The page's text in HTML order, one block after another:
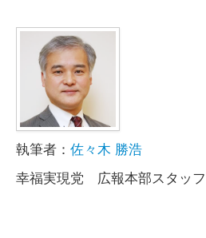
執筆者： 佐々木 勝浩
幸福実現党 広報本部スタッフ